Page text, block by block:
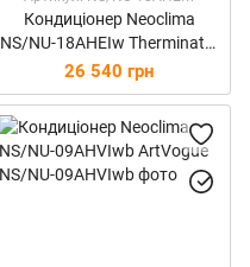
Кондиціонер Neoclima
NS/NU-18AHEIw Therminator
2.0 Inverter
26 540 грн